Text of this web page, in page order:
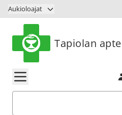
Siirry sisältöön
Aukioloajat
Tapiolan